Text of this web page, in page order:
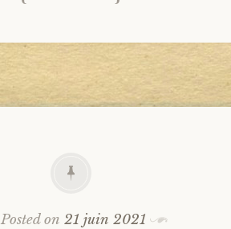
Posted on 21 juin 2021